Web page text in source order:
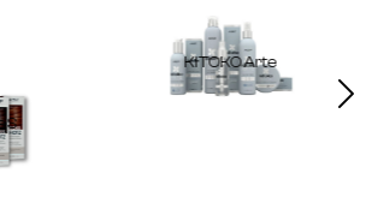
S
KITOKO Arte